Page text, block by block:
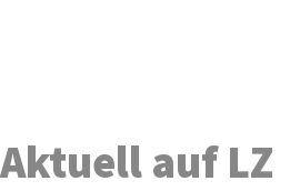
Aktuell auf LZ